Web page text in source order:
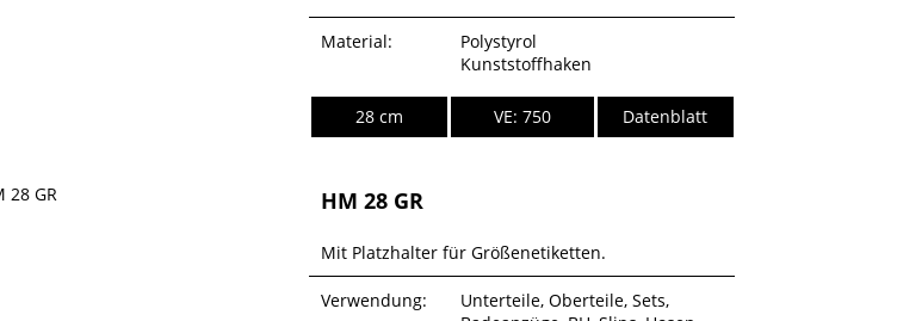
Material:
Polystyrol
Kunststoffhaken
28 cm VE: 750 Datenblatt
HM 28 GR
Mit Platzhalter für Größenetiketten.
Verwendung:
Unterteile, Oberteile, Sets,